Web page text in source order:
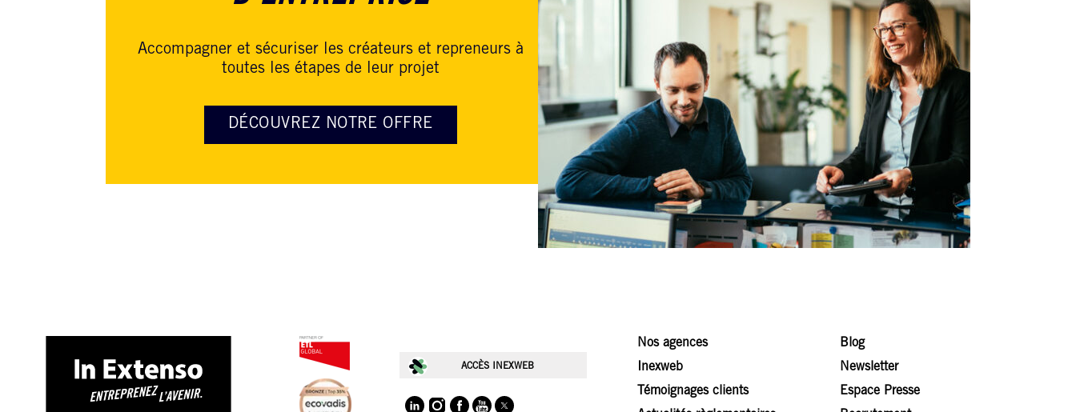
Accompagner et sécuriser les créateurs et repreneurs à
toutes les étapes de leur projet
DÉCOUVREZ NOTRE OFFRE
ACCÈS INEXWEB
Nos agences
Inexweb
Témoignages clients
Blog
Newsletter
Espace Presse